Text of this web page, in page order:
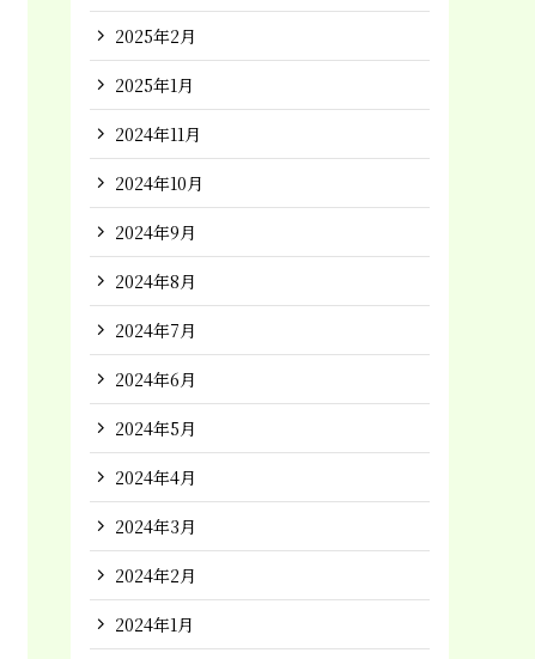
2025年2月
2025年1月
2024年11月
2024年10月
2024年9月
2024年8月
2024年7月
2024年6月
2024年5月
2024年4月
2024年3月
2024年2月
2024年1月